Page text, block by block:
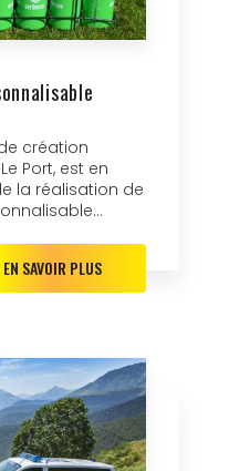
création
Port, est en
la réalisation de
EN SAVOIR PLUS